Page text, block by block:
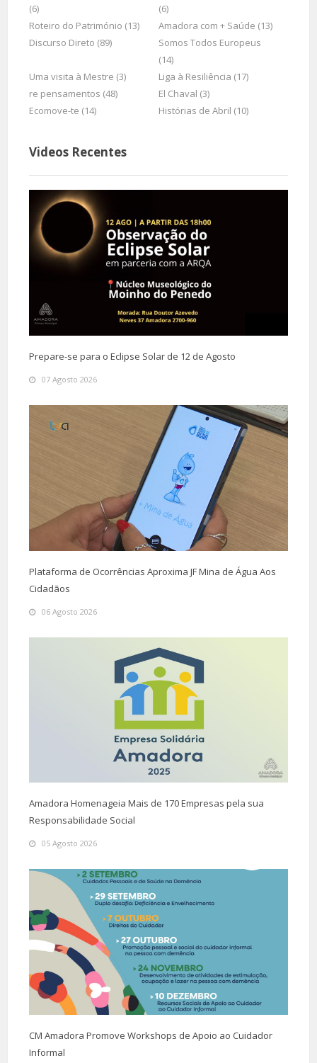
(6)
(6)
Roteiro do Património (13)
Amadora com + Saúde (13)
Discurso Direto (89)
Somos Todos Europeus
(14)
Uma visita à Mestre (3)
Liga à Resiliência (17)
re pensamentos (48)
El Chaval (3)
Ecomove-te (14)
Histórias de Abril (10)
Videos Recentes
Prepare-se para o Eclipse Solar de 12 de Agosto
07 Agosto 2026
Plataforma de Ocorrências Aproxima JF Mina de Água Aos
Cidadãos
06 Agosto 2026
Amadora Homenageia Mais de 170 Empresas pela sua
Responsabilidade Social
05 Agosto 2026
CM Amadora Promove Workshops de Apoio ao Cuidador
Informal